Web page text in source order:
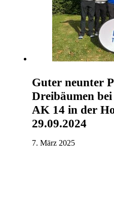
Guter neunter
Dreibäumen
AK 14 in der
29.09.2024
7. März 2025